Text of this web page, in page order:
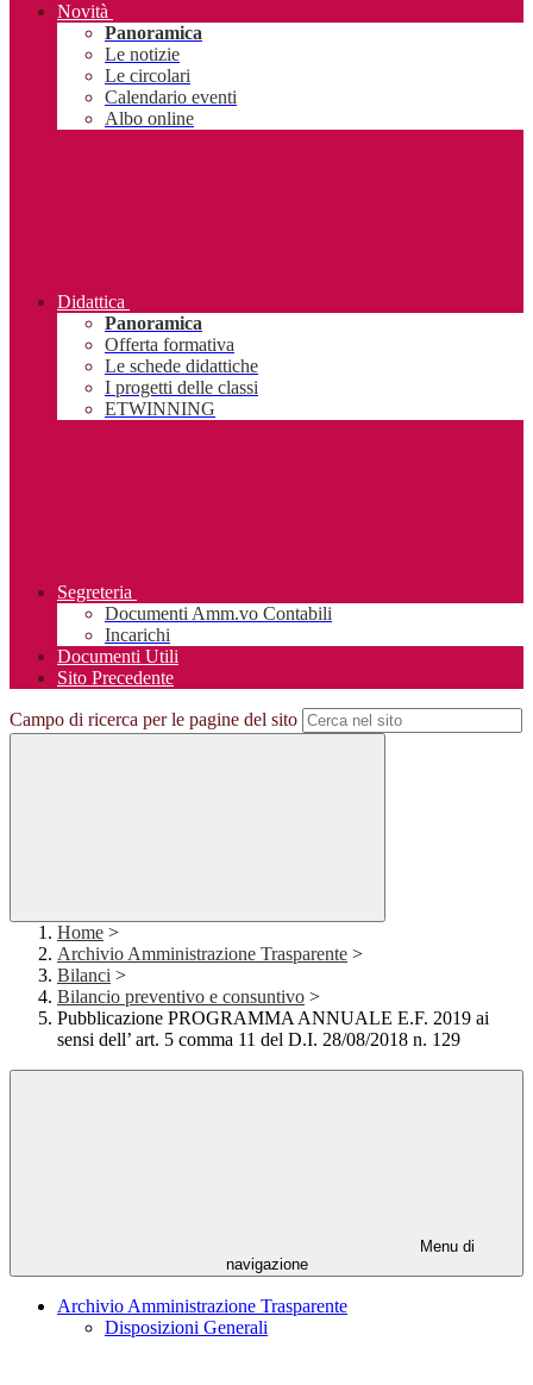
Novità
Panoramica
Le notizie
Le circolari
Calendario eventi
Albo online
Didattica
Panoramica
Offerta formativa
Le schede didattiche
I progetti delle classi
ETWINNING
Segreteria
Documenti Amm.vo Contabili
Incarichi
Documenti Utili
Sito Precedente
Campo di ricerca per le pagine del sito
Home >
Archivio Amministrazione Trasparente >
Bilanci >
Bilancio preventivo e consuntivo >
Pubblicazione PROGRAMMA ANNUALE E.F. 2019 ai
sensi dell’ art. 5 comma 11 del D.I. 28/08/2018 n. 129
Menu di
navigazione
Archivio Amministrazione Trasparente
Disposizioni Generali